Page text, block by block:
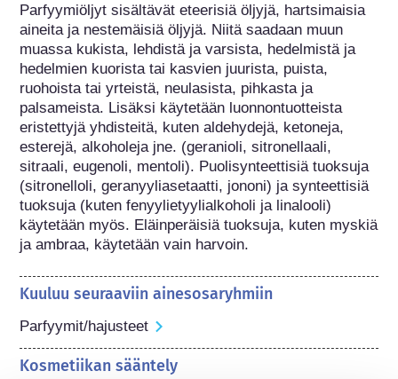
Parfyymiöljyt sisältävät eteerisiä öljyjä, hartsimaisia
aineita ja nestemäisiä öljyjä. Niitä saadaan muun
muassa kukista, lehdistä ja varsista, hedelmistä ja
hedelmien kuorista tai kasvien juurista, puista,
ruohoista tai yrteistä, neulasista, pihkasta ja
palsameista. Lisäksi käytetään luonnontuotteista
eristettyjä yhdisteitä, kuten aldehydejä, ketoneja,
esterejä, alkoholeja jne. (geranioli, sitronellaali,
sitraali, eugenoli, mentoli). Puolisynteettisiä tuoksuja
(sitronelloli, geranyyliasetaatti, jononi) ja synteettisiä
tuoksuja (kuten fenyylietyylialkoholi ja linalooli)
käytetään myös. Eläinperäisiä tuoksuja, kuten myskiä
ja ambraa, käytetään vain harvoin.
Kuuluu seuraaviin ainesosaryhmiin
Parfyymit/hajusteet
Kosmetiikan sääntely